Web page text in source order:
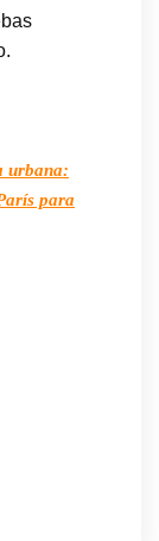
urbana:
para